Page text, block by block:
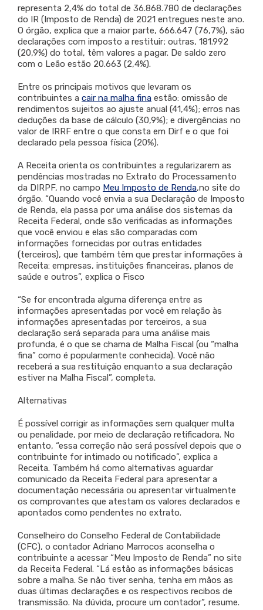
representa 2,4% do total de 36.868.780 de declarações
do IR (Imposto de Renda) de 2021 entregues neste ano.
O órgão, explica que a maior parte, 666.647 (76,7%), são
declarações com imposto a restituir; outras, 181.992
(20,9%) do total, têm valores a pagar. De saldo zero
com o Leão estão 20.663 (2,4%).
Entre os principais motivos que levaram os
contribuintes a cair na malha fina estão: omissão de
rendimentos sujeitos ao ajuste anual (41,4%); erros nas
deduções da base de cálculo (30,9%); e divergências no
valor de IRRF entre o que consta em Dirf e o que foi
declarado pela pessoa física (20%).
A Receita orienta os contribuintes a regularizarem as
pendências mostradas no Extrato do Processamento
da DIRPF, no campo Meu Imposto de Renda,no site do
órgão. “Quando você envia a sua Declaração de Imposto
de Renda, ela passa por uma análise dos sistemas da
Receita Federal, onde são verificadas as informações
que você enviou e elas são comparadas com
informações fornecidas por outras entidades
(terceiros), que também têm que prestar informações à
Receita: empresas, instituições financeiras, planos de
saúde e outros”, explica o Fisco
“Se for encontrada alguma diferença entre as
informações apresentadas por você em relação às
informações apresentadas por terceiros, a sua
declaração será separada para uma análise mais
profunda, é o que se chama de Malha Fiscal (ou “malha
fina” como é popularmente conhecida). Você não
receberá a sua restituição enquanto a sua declaração
estiver na Malha Fiscal”, completa.
Alternativas
É possível corrigir as informações sem qualquer multa
ou penalidade, por meio de declaração retificadora. No
entanto, “essa correção não será possível depois que o
contribuinte for intimado ou notificado”, explica a
Receita. Também há como alternativas aguardar
comunicado da Receita Federal para apresentar a
documentação necessária ou apresentar virtualmente
os comprovantes que atestam os valores declarados e
apontados como pendentes no extrato.
Conselheiro do Conselho Federal de Contabilidade
(CFC), o contador Adriano Marrocos aconselha o
contribuinte a acessar “Meu Imposto de Renda” no site
da Receita Federal. “Lá estão as informações básicas
sobre a malha. Se não tiver senha, tenha em mãos as
duas últimas declarações e os respectivos recibos de
transmissão. Na dúvida, procure um contador”, resume.